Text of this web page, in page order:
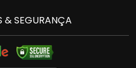
& SEGURANÇA